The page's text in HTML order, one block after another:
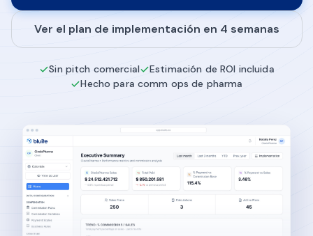
Ver el plan de implementación en 4 semanas
Sin pitch comercial
Estimación de ROI incluida
Hecho para comm ops de pharma